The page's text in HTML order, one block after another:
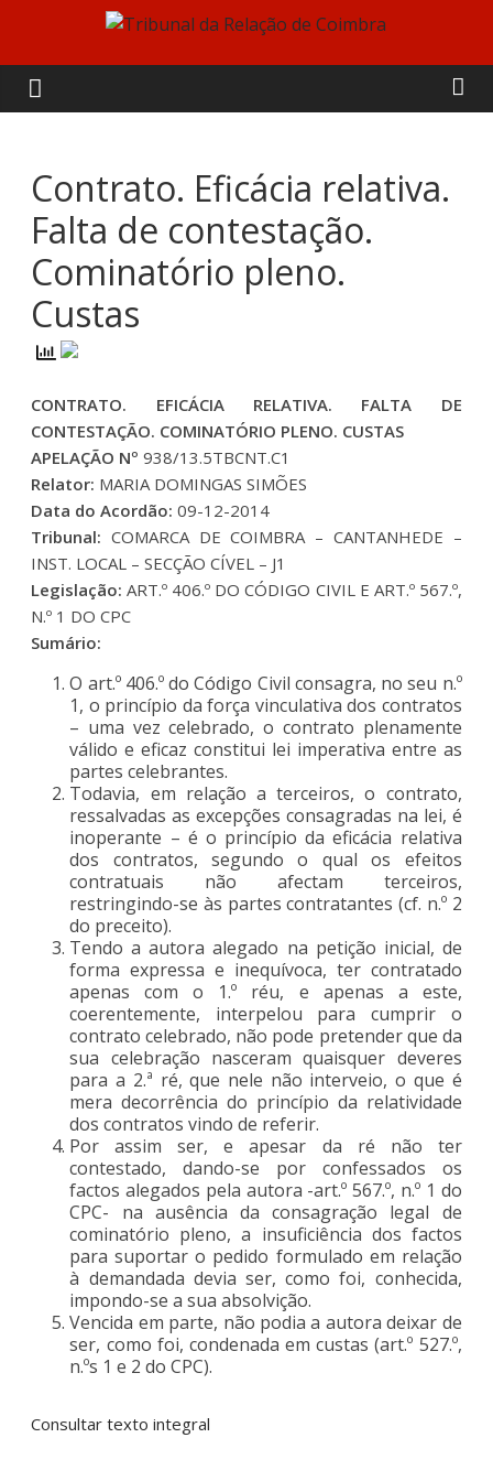
content
Tribunal
da
Relação
de
Coimbra
Contrato. Eficácia relativa.
Falta de contestação.
Cominatório pleno.
Custas
CONTRATO. EFICÁCIA RELATIVA. FALTA DE
CONTESTAÇÃO. COMINATÓRIO PLENO. CUSTAS
APELAÇÃO Nº938/13.5TBCNT.C1
Relator: MARIA DOMINGAS SIMÕES
Data do Acordão: 09-12-2014
Tribunal: COMARCA DE COIMBRA – CANTANHEDE –
INST. LOCAL – SECÇÃO CÍVEL – J1
Legislação:ART.º 406.º DO CÓDIGO CIVIL E ART.º 567.º,
N.º 1 DO CPC
Sumário:
O art.º 406.º do Código Civil consagra, no seu n.º
1, o princípio da força vinculativa dos contratos
– uma vez celebrado, o contrato plenamente
válido e eficaz constitui lei imperativa entre as
partes celebrantes.
Todavia, em relação a terceiros, o contrato,
ressalvadas as excepções consagradas na lei, é
inoperante – é o princípio da eficácia relativa
dos contratos, segundo o qual os efeitos
contratuais não afectam terceiros,
restringindo-se às partes contratantes (cf. n.º 2
do preceito).
Tendo a autora alegado na petição inicial, de
forma expressa e inequívoca, ter contratado
apenas com o 1.º réu, e apenas a este,
coerentemente, interpelou para cumprir o
contrato celebrado, não pode pretender que da
sua celebração nasceram quaisquer deveres
para a 2.ª ré, que nele não interveio, o que é
mera decorrência do princípio da relatividade
dos contratos vindo de referir.
Por assim ser, e apesar da ré não ter
contestado, dando-se por confessados os
factos alegados pela autora -art.º 567.º, n.º 1 do
CPC- na ausência da consagração legal de
cominatório pleno, a insuficiência dos factos
para suportar o pedido formulado em relação
à demandada devia ser, como foi, conhecida,
impondo-se a sua absolvição.
Vencida em parte, não podia a autora deixar de
ser, como foi, condenada em custas (art.º 527.º,
n.ºs 1 e 2 do CPC).
Consultar texto integral